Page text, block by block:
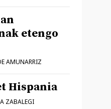
etengo
AMUNARRIZ
Hispania
ZABALEGI